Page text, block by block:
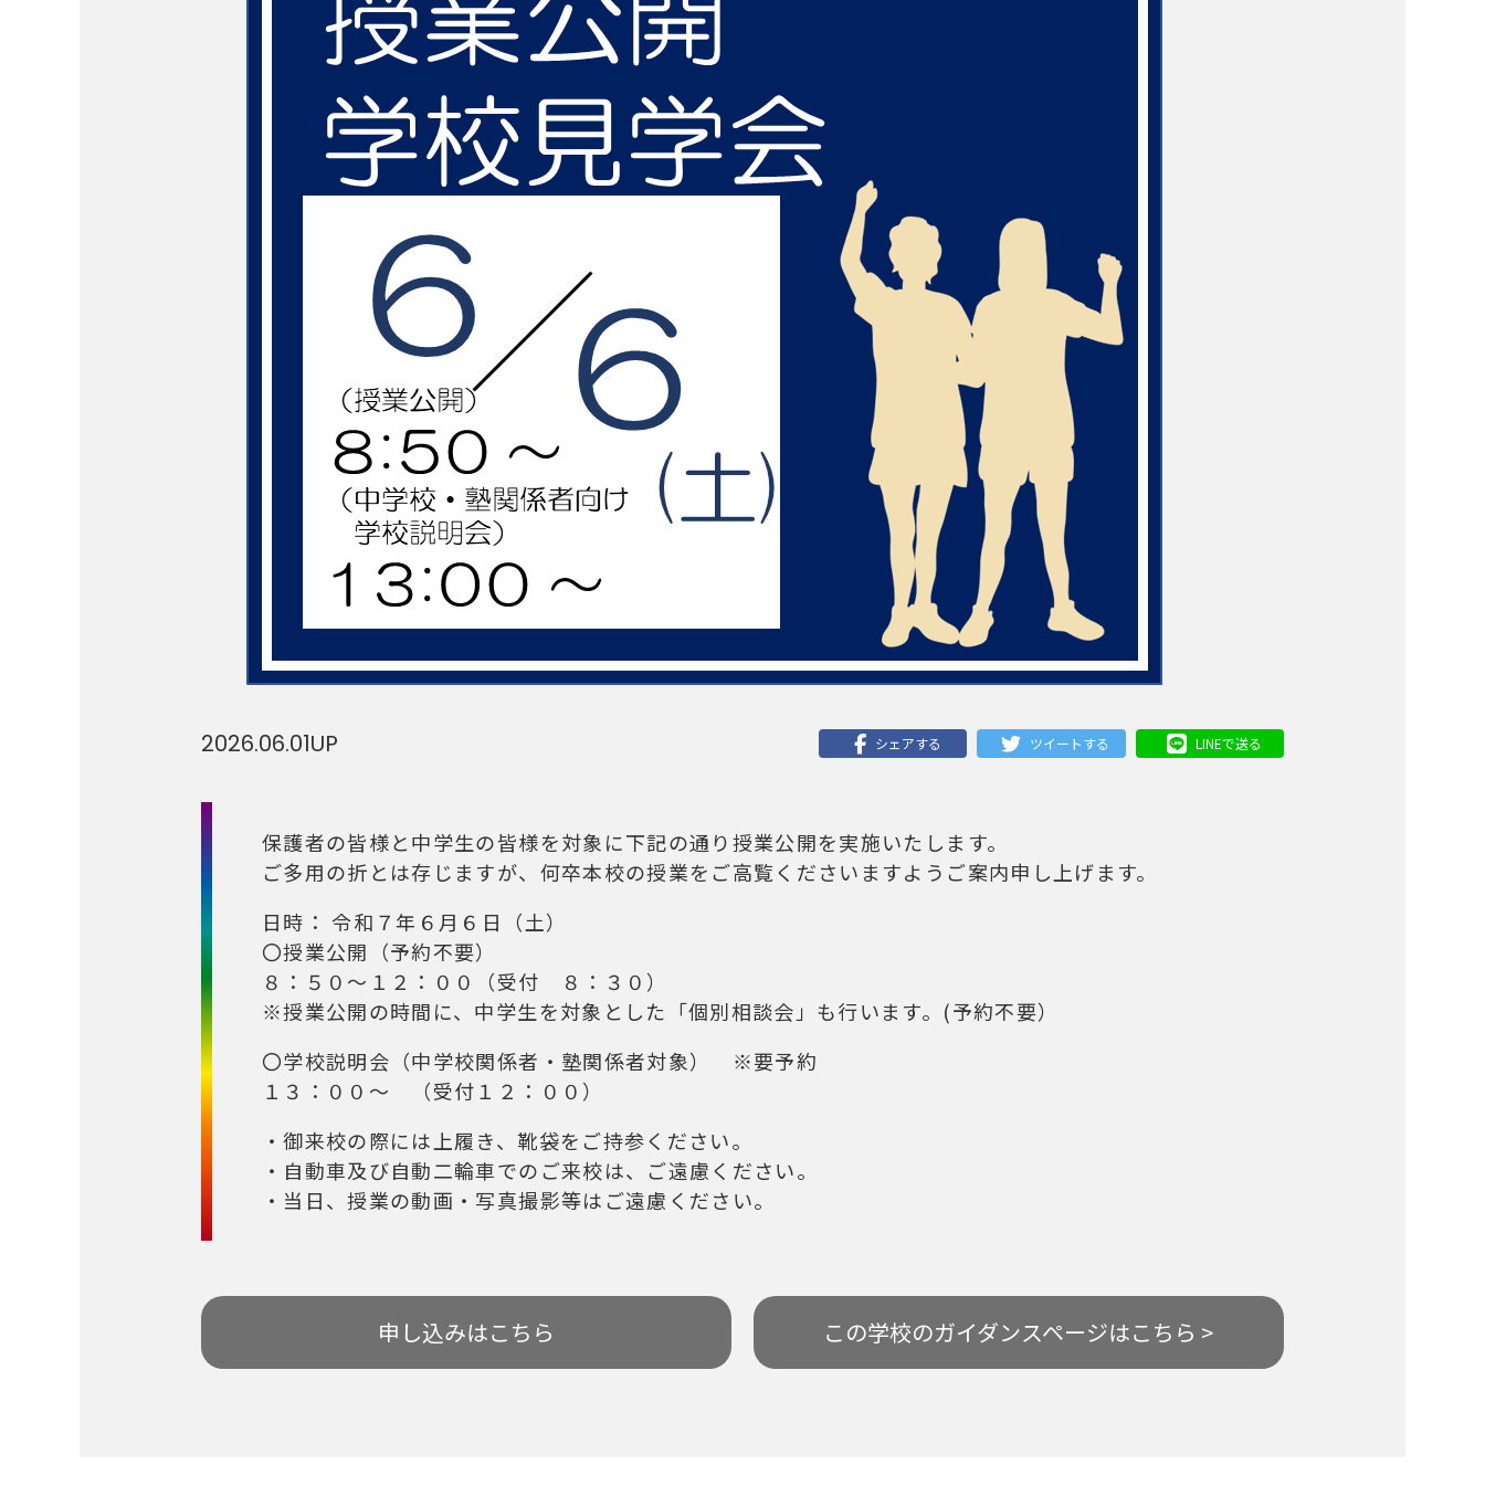
2026.06.01UP シェアする ツイートする LINEで送る
保護者の皆様と中学生の皆様を対象に下記の通り授業公開を実施いたします。
ご多用の折とは存じますが、何卒本校の授業をご高覧くださいますようご案内申し上げます。
日時： 令和７年６月６日（土）
〇授業公開（予約不要）
８：５０～１２：００（受付 ８：３０）
※授業公開の時間に、中学生を対象とした「個別相談会」も行います。(予約不要）
〇学校説明会（中学校関係者・塾関係者対象） ※要予約
１３：００～ （受付１２：００）
・御来校の際には上履き、靴袋をご持参ください。
・自動車及び自動二輪車でのご来校は、ご遠慮ください。
・当日、授業の動画・写真撮影等はご遠慮ください。
申し込みはこちら この学校のガイダンスページはこちら >